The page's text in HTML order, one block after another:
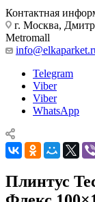
Контактная
г. Москва,
Metromall
Telegram
Viber
Viber
WhatsApp
Плинтус